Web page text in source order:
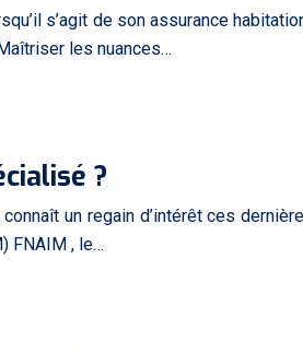
s’agit de son assurance
les nuances…
?
un regain d’intérêt ces
FNAIM , le…